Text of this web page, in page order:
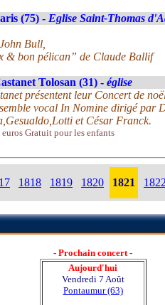
(75) - Eglise Saint-Thomas
Bull,
& bon pélican” de Claude Ballif
Tolosan (31) - église
présentent leur Concert de
vocal In Nomine dirigé par
et César Franck.
Gratuit pour les enfants
1818 1819 1820 1821
- Prochain concert -
Aujourd'hui
Vendredi 7 Août
Pontaumur (63)